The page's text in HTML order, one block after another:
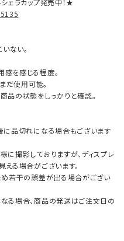
ない。
感を感じる程度。
だ使用可能。
商品の状態をしっかりと確認。
品切れになる場合もございます
撮影しておりますが、ディスプレ
る場合がございます。
若干の誤差が出る場合がござい
る場合、商品の発送はご注文日の